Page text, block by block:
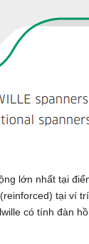
lớn nhất tại
tại ví
có tính đàn